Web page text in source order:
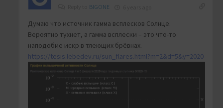
BIGONE
Думаю что источник гамма всплесков Солнце.
Вероятно тухнет, а гамма всплески – это что-то
наподобие искр в тлеющих брёвнах.
https://tesis.lebedev.ru/sun_flares.html?m=2&d=5&y=2020